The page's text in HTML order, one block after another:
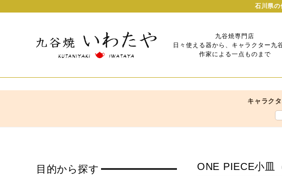
石川県の
九谷焼専門店
日々使える器から、キャラクター九谷
作家による一点ものまで
キャラク
ONE PIECE小皿
目的から探す